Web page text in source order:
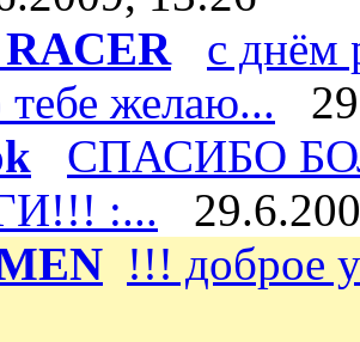
с днём
желаю...
СПАСИБО
:...
!!! доброе